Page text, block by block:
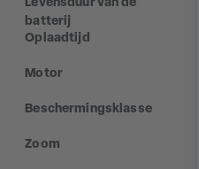
Levensduur van de
batterij
Oplaadtijd
Motor
Beschermingsklasse
Zoom